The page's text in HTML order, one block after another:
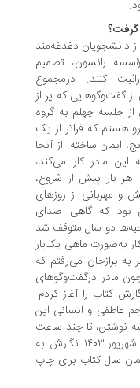
از دانشجویان دغدغه‌مند
تصمیم
درمجموع
که پر از
چهلم به گروه
که فراتر از یک
از آنجا
این مادر کار می‌کند،
پیش از شروع،
از روزهای
گاهی صدای
سال متوقف شد
ماهی یک‌بار
می‌رفتم که
درگفت‌وگوهای
۱۴۰۲ نگارش کتاب را آغاز کردم.
و انسانی این
تا چند ساعت
نمی‌توانستم از فضای داستان بیرون بیایم. شهریور ۱۴۰۳ نگارش به
کتاب برای چاپ